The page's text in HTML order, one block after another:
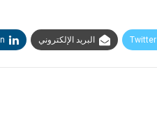
Twitter البريد الإلكتروني